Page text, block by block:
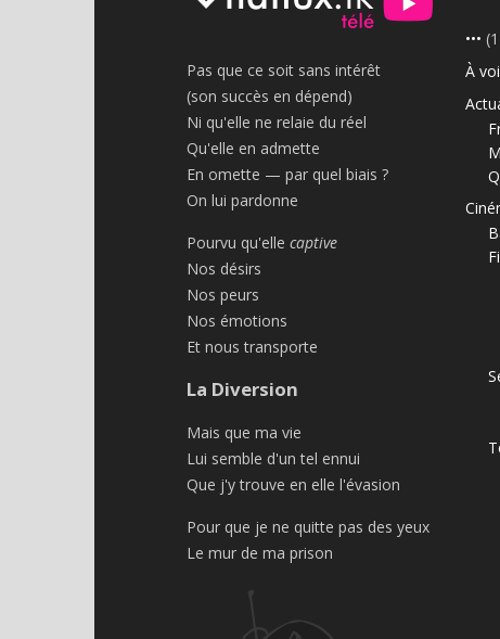
Pas que ce soit sans intérêt
(son succès en dépend)
Ni qu'elle ne relaie du réel
Qu'elle en admette
En omette — par quel biais ?
On lui pardonne
Pourvu qu'elle captive
Nos désirs
Nos peurs
Nos émotions
Et nous transporte
La Diversion
Mais que ma vie
Lui semble d'un tel ennui
Que j'y trouve en elle l'évasion
Pour que je ne quitte pas des yeux
Le mur de ma prison
•••
À